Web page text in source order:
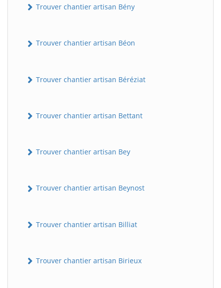
Trouver chantier artisan Bény
Trouver chantier artisan Béon
Trouver chantier artisan Béréziat
Trouver chantier artisan Bettant
Trouver chantier artisan Bey
Trouver chantier artisan Beynost
Trouver chantier artisan Billiat
Trouver chantier artisan Birieux